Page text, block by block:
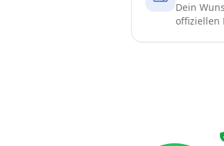
Dein
offiziellen